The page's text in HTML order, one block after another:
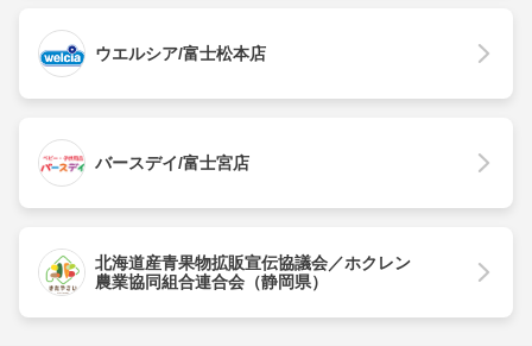
ウエルシア/富士松本店
バースデイ/富士宮店
北海道産青果物拡販宣伝協議会／ホクレン
農業協同組合連合会（静岡県）